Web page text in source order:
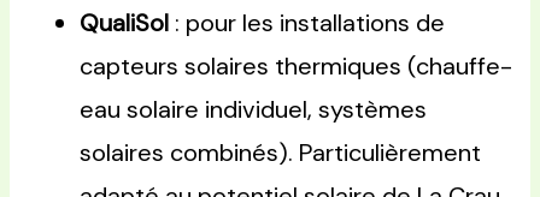
QualiSol : pour les installations de
capteurs solaires thermiques (chauffe-
eau solaire individuel, systèmes
solaires combinés). Particulièrement